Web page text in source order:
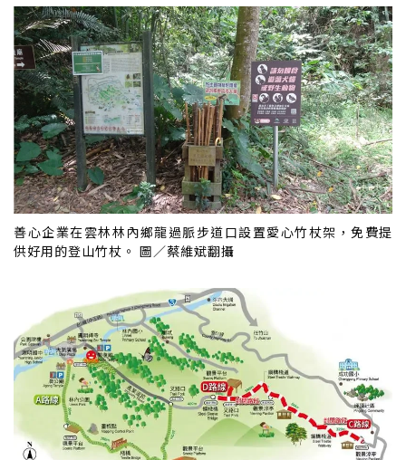
善心企業在雲林林內鄉龍過脈步道口設置愛心竹杖架，免費提
供好用的登山竹杖。 圖／蔡維斌翻攝